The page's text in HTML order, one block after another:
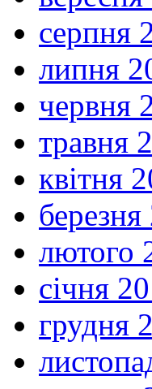
серпня
липня
червня
травня
квітня
лютого
січня
грудня